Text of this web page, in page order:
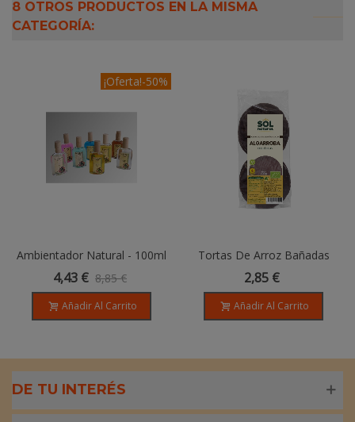
8 OTROS PRODUCTOS EN LA MISMA
CATEGORÍA:
¡Oferta!-50%
Ambientador Natural - 100ml
4,43 € 8,85 €
Añadir Al Carrito
Tortas De Arroz Bañadas
Con Algarroba BIO -100 Gr
2,85 €
Añadir Al Carrito
DE TU INTERÉS